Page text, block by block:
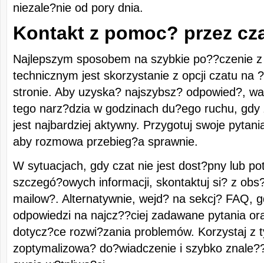
niezale?nie od pory dnia.
Kontakt z pomoc? przez
Najlepszym sposobem na szybkie po??czenie
technicznym jest skorzystanie z opcji czatu na
stronie. Aby uzyska? najszybsz? odpowied?,
tego narz?dzia w godzinach du?ego ruchu, gdy
jest najbardziej aktywny. Przygotuj swoje
aby rozmowa przebieg?a sprawnie.
W sytuacjach, gdy czat nie jest dost?pny lub
szczegó?owych informacji, skontaktuj si? z
mailow?. Alternatywnie, wejd? na sekcj? FAQ,
odpowiedzi na najcz??ciej zadawane pytania
dotycz?ce rozwi?zania problemów. Korzystaj z
zoptymalizowa? do?wiadczenie i szybko